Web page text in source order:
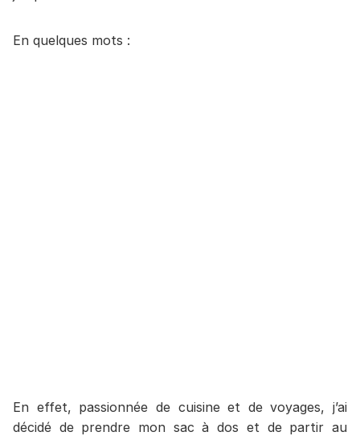
En quelques mots :
En effet, passionnée de cuisine et de voyages, j’ai
décidé de prendre mon sac à dos et de partir au